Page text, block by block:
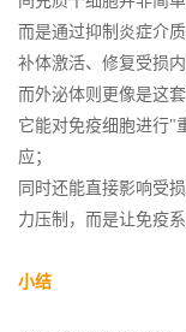
而是通过抑制炎症介
补体激活、修复受损
而外泌体则更像是这
它能对免疫细胞进行"
应；
同时还能直接影响受
力压制，而是让免疫
小结